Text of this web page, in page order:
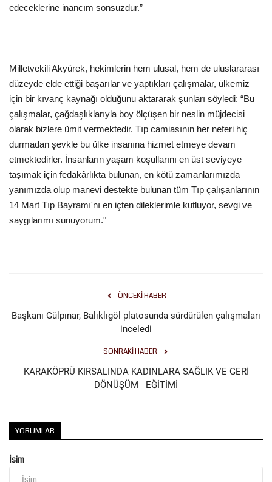
edeceklerine inancım sonsuzdur.”
Milletvekili Akyürek, hekimlerin hem ulusal, hem de uluslararası
düzeyde elde ettiği başarılar ve yaptıkları çalışmalar, ülkemiz
için bir kıvanç kaynağı olduğunu aktararak şunları söyledi: “Bu
çalışmalar, çağdaşlıklarıyla boy ölçüşen bir neslin müjdecisi
olarak bizlere ümit vermektedir. Tıp camiasının her neferi hiç
durmadan şevkle bu ülke insanına hizmet etmeye devam
etmektedirler. İnsanların yaşam koşullarını en üst seviyeye
taşımak için fedakârlıkta bulunan, en kötü zamanlarımızda
yanımızda olup manevi destekte bulunan tüm Tıp çalışanlarının
14 Mart Tıp Bayramı'nı en içten dileklerimle kutluyor, sevgi ve
saygılarımı sunuyorum."
ÖNCEKI HABER
Başkanı Gülpınar, Balıklıgöl platosunda sürdürülen çalışmaları
inceledi
SONRAKI HABER
KARAKÖPRÜ KIRSALINDA KADINLARA SAĞLIK VE GERİ
DÖNÜŞÜM EĞİTİMİ
YORUMLAR
İsim